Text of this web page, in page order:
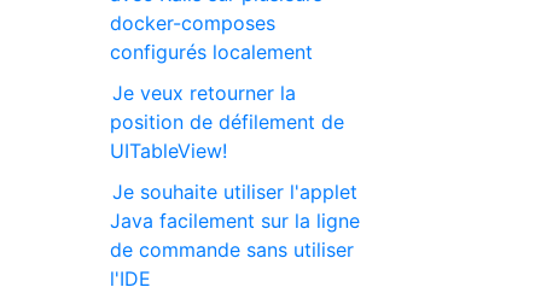
docker-composes
configurés localement
Je veux retourner la
position de défilement de
UITableView!
Je souhaite utiliser l'applet
Java facilement sur la ligne
de commande sans utiliser
l'IDE